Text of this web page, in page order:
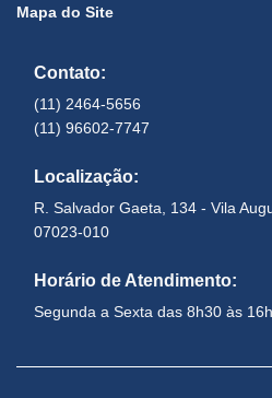
Mapa do Site
Contato:
(11) 2464-5656
(11) 96602-7747
Localização:
R. Salvador Gaeta, 134 - Vila
07023-010
Horário de Atendimento:
Segunda a Sexta das 8h30 às